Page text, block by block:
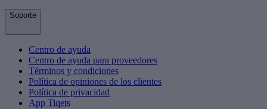
Soporte
Centro de ayuda
Centro de ayuda para proveedores
Términos y condiciones
Política de opiniones de los clientes
Política de privacidad
App Tiqets